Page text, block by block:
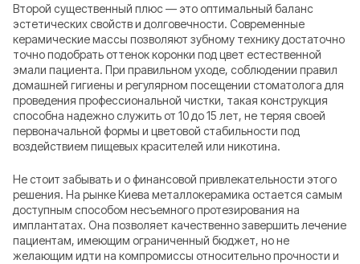
Второй существенный плюс — это оптимальный баланс
эстетических свойств и долговечности. Современные
керамические массы позволяют зубному технику достаточно
точно подобрать оттенок коронки под цвет естественной
эмали пациента. При правильном уходе, соблюдении правил
домашней гигиены и регулярном посещении стоматолога для
проведения профессиональной чистки, такая конструкция
способна надежно служить от 10 до 15 лет, не теряя своей
первоначальной формы и цветовой стабильности под
воздействием пищевых красителей или никотина.
Не стоит забывать и о финансовой привлекательности этого
решения. На рынке Киева металлокерамика остается самым
доступным способом несъемного протезирования на
имплантатах. Она позволяет качественно завершить лечение
пациентам, имеющим ограниченный бюджет, но не
желающим идти на компромиссы относительно прочности и